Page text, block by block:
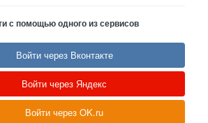
с помощью одного из сервисов
Войти через Вконтакте
Войти через Яндекс
Войти через OK.ru